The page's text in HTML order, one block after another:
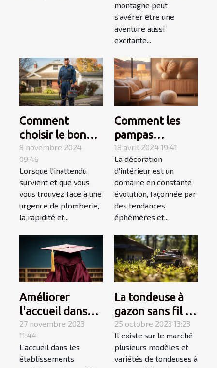
montagne peut
s'avérer être une
aventure aussi
excitante...
Comment
choisir le bon
service de
dépannage en
plomberie
d'urgence
8 novembre 2024
09:46
Lorsque l'inattendu
survient et que vous
vous trouvez face à une
urgence de plomberie,
la rapidité et...
Comment les
pampas
influencent les
tendances en
décoration
d'intérieur en
2023
18 avril 2024 19:41
La décoration
d'intérieur est un
domaine en constante
évolution, façonnée par
des tendances
éphémères et...
Améliorer
l'accueil dans
les
établissements
scolaires
27 novembre 2023
11:44
L'accueil dans les
établissements
La tondeuse à
gazon sans fil :
allons à sa
découverte
25 octobre 2023 13:23
Il existe sur le marché
plusieurs modèles et
variétés de tondeuses à